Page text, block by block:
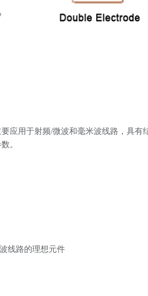
应用于射频/微波和毫米波线路，具有
。
线路的理想元件